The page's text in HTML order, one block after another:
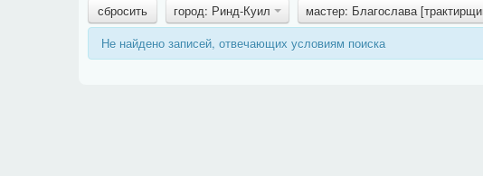
сбросить
город: Ринд-Куил
мастер: Благослава
Не найдено записей, отвечающих условиям поиска